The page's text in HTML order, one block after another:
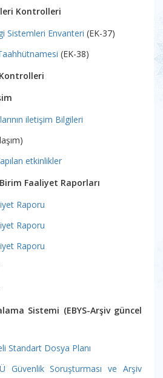
Kontrolleri
Sistemleri Envanteri (EK-37)
(EK-38)
iletişim Bilgileri
etkinlikler
Faaliyet Raporları
Raporu
Raporu
Raporu
Sistemi (EBYS-Arşiv güncel
Standart Dosya Planı
Güvenlik Soruşturması ve Arşiv